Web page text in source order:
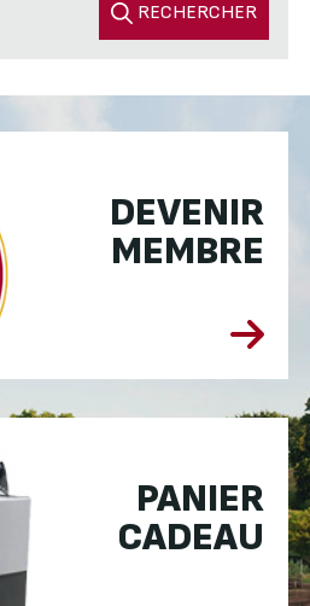
RECHERCHER
DEVENIR
MEMBRE
PANIER
CADEAU